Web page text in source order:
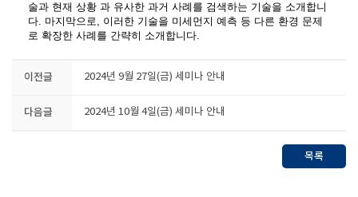
술과 현재 상황 과 유사한 과거 사례를 검색하는 기술을 소개합니
다. 마지막으로, 이러한 기술을 미세먼지 예측 등 다른 환경 문제
로 확장한 사례를 간략히 소개합니다.
이전글 2024년 9월 27일(금) 세미나 안내
다음글 2024년 10월 4일(금) 세미나 안내
목록